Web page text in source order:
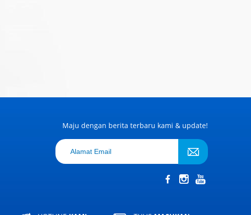
Maju dengan berita terbaru kami & update!